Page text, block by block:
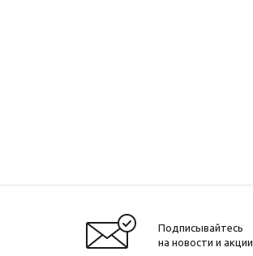
Подписывайтесь
на новости и акции